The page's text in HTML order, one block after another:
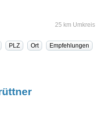
25 km Umkreis
PLZ Ort
Empfehlungen